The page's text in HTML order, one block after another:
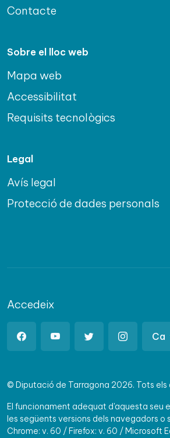
Contacte
Sobre el lloc web
Mapa web
Accessibilitat
Requisits tecnològics
Legal
Avís legal
Protecció de dades personals
Accedeix
Ca
© Diputació de Tarragona 2026. Tots els
El funcionament adequat d'aquesta seu
les següents versions dels navegadors o
Chrome: v. 60 / Firefox: v. 60 / Microsoft